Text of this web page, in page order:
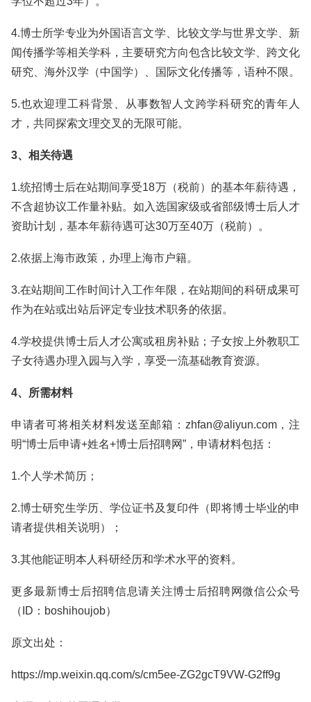
4.博士所学专业为外国语言文学、比较文学与世界文学、新
闻传播学等相关学科，主要研究方向包含比较文学、跨文化
研究、海外汉学（中国学）、国际文化传播等，语种不限。
5.也欢迎理工科背景、从事数智人文跨学科研究的青年人
才，共同探索文理交叉的无限可能。
3、相关待遇
1.统招博士后在站期间享受18万（税前）的基本年薪待遇，
不含超协议工作量补贴。如入选国家级或省部级博士后人才
资助计划，基本年薪待遇可达30万至40万（税前）。
2.依据上海市政策，办理上海市户籍。
3.在站期间工作时间计入工作年限，在站期间的科研成果可
作为在站或出站后评定专业技术职务的依据。
4.学校提供博士后人才公寓或租房补贴；子女按上外教职工
子女待遇办理入园与入学，享受一流基础教育资源。
4、所需材料
申请者可将相关材料发送至邮箱：zhfan@aliyun.com，注
明“博士后申请+姓名+博士后招聘网”，申请材料包括：
1.个人学术简历；
2.博士研究生学历、学位证书及复印件（即将博士毕业的申
请者提供相关说明）；
3.其他能证明本人科研经历和学术水平的资料。
更多最新博士后招聘信息请关注博士后招聘网微信公众号
（ID：boshihoujob）
原文出处：
https://mp.weixin.qq.com/s/cm5ee-ZG2gcT9VW-G2ff9g